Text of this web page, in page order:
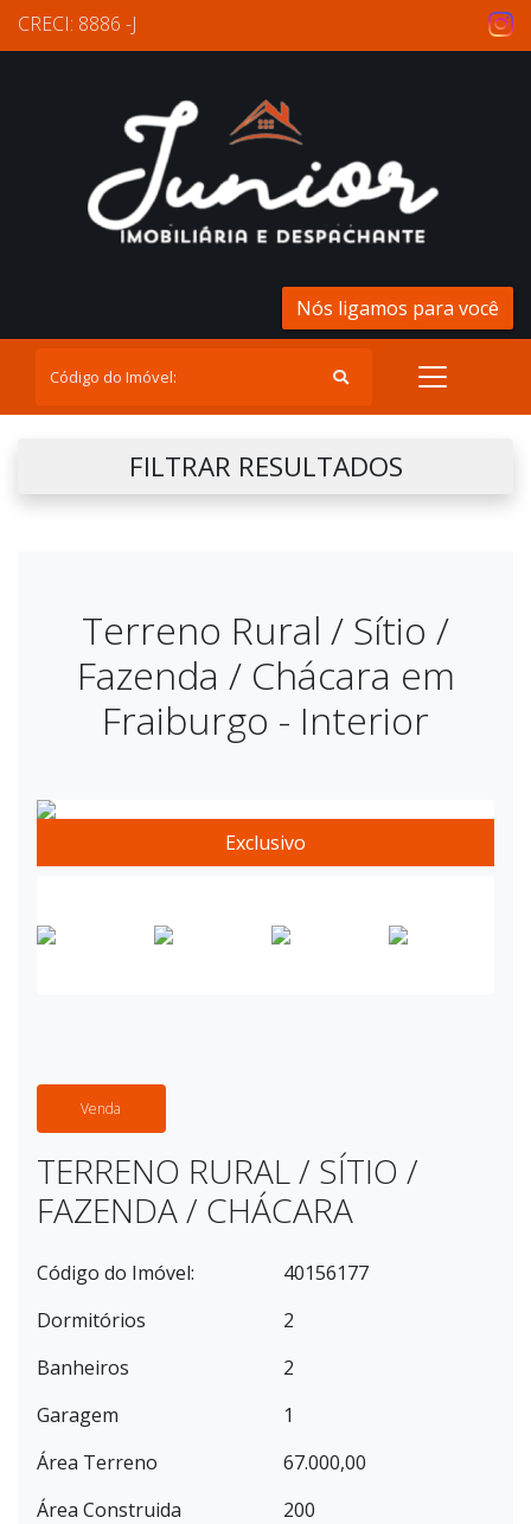
CRECI: 8886 -J
Nós ligamos para você
FILTRAR RESULTADOS
Terreno Rural / Sítio /
Fazenda / Chácara em
Fraiburgo - Interior
Exclusivo
Venda
TERRENO RURAL / SÍTIO /
FAZENDA / CHÁCARA
Código do Imóvel:
40156177
Dormitórios
2
Banheiros
2
Garagem
1
Área Terreno
67.000,00
Área Construida
200